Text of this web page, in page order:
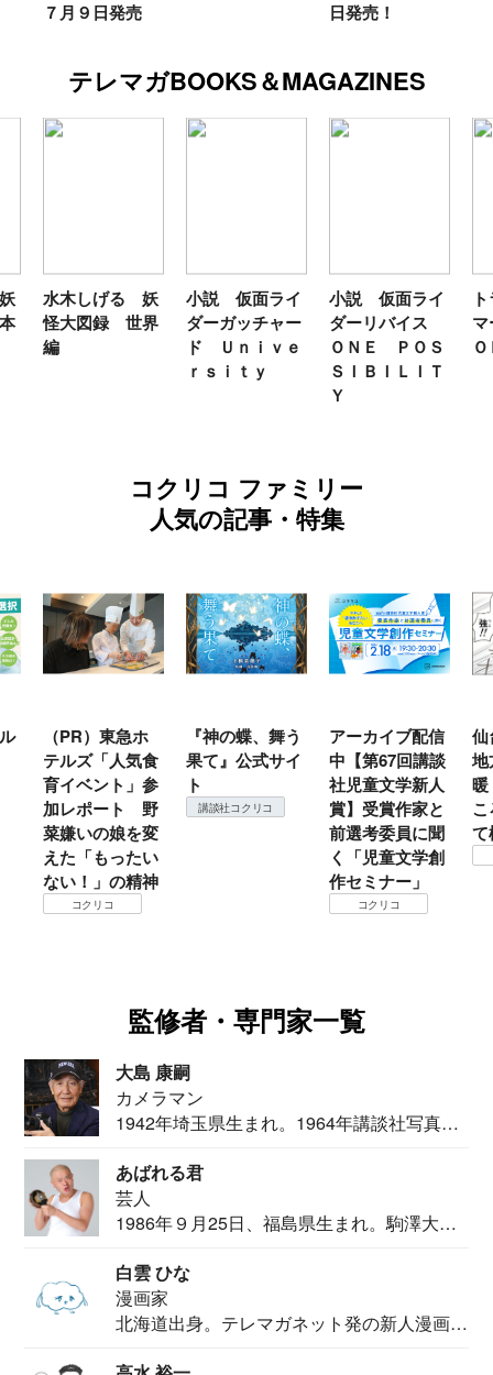
７月９日発売
日発売！
テレマガBOOKS＆MAGAZINES
水木しげる 妖
怪大図録 世界
編
小説 仮面ライ
ダーガッチャー
ド Ｕｎｉｖｅ
ｒｓｉｔｙ
小説 仮面ライ
ダーリバイス
ＯＮＥ ＰＯＳ
ＳＩＢＩＬＩＴ
Ｙ
コクリコ ファミリー
人気の記事・特集
（PR）東急ホ
テルズ「人気食
育イベント」参
加レポート 野
菜嫌いの娘を変
えた「もったい
ない！」の精神
コクリコ
『神の蝶、舞う
果て』公式サイ
ト
講談社コクリコ
アーカイブ配信
中【第67回講談
社児童文学新人
賞】受賞作家と
前選考委員に聞
く「児童文学創
作セミナー」
コクリコ
仙
地
て
監修者・専門家一覧
大島 康嗣
カメラマン
1942年埼玉県生まれ。1964年講談社写真部
あばれる君
芸人
1986年９月25日、福島県生まれ。駒澤大学
白雲 ひな
漫画家
北海道出身。テレマガネット発の新人漫画